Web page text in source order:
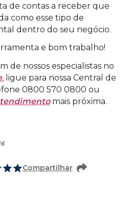
de contas a receber que
como esse tipo de
dentro do seu negócio.
e bom trabalho!
de nossos especialistas no
, ligue para nossa Central de
0800 570 0800 ou
mais próxima.
Compartilhar